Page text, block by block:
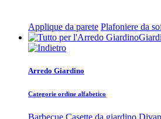
Applique da parete Plafoniere da
Arredo Giardino
Categorie ordine alfabetico
Barbecue Casette da giardino